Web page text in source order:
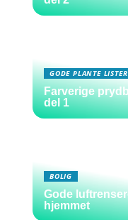
GODE PLANTE LISTER
Farverige
del 1
BOLIG
Gode
hjemmet